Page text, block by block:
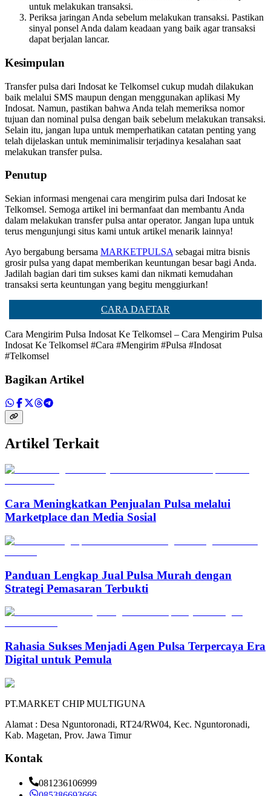
untuk melakukan transaksi.
Periksa jaringan Anda sebelum melakukan transaksi. Pastikan
sinyal ponsel Anda dalam keadaan yang baik agar transaksi
dapat berjalan lancar.
Kesimpulan
Transfer pulsa dari Indosat ke Telkomsel cukup mudah dilakukan
baik melalui SMS maupun dengan menggunakan aplikasi My
Indosat. Namun, pastikan bahwa Anda telah memeriksa nomor
tujuan dan nominal pulsa dengan baik sebelum melakukan transaksi.
Selain itu, jangan lupa untuk memperhatikan catatan penting yang
telah dijelaskan untuk meminimalisir terjadinya kesalahan saat
melakukan transfer pulsa.
Penutup
Sekian informasi mengenai cara mengirim pulsa dari Indosat ke
Telkomsel. Semoga artikel ini bermanfaat dan membantu Anda
dalam melakukan transfer pulsa antar operator. Jangan lupa untuk
terus mengunjungi situs kami untuk artikel menarik lainnya!
Ayo bergabung bersama MARKETPULSA sebagai mitra bisnis
grosir pulsa yang dapat memberikan keuntungan besar bagi Anda.
Jadilah bagian dari tim sukses kami dan nikmati kemudahan
transaksi serta keuntungan yang begitu menggiurkan!
CARA DAFTAR
Cara Mengirim Pulsa Indosat Ke Telkomsel – Cara Mengirim Pulsa
Indosat Ke Telkomsel #Cara #Mengirim #Pulsa #Indosat
#Telkomsel
Bagikan Artikel
Artikel Terkait
Cara Meningkatkan Penjualan Pulsa melalui
Marketplace dan Media Sosial
Panduan Lengkap Jual Pulsa Murah dengan
Strategi Pemasaran Terbukti
Rahasia Sukses Menjadi Agen Pulsa Terpercaya Era
Digital untuk Pemula
PT.MARKET CHIP MULTIGUNA
Alamat : Desa Nguntoronadi, RT24/RW04, Kec. Nguntoronadi,
Kab. Magetan, Prov. Jawa Timur
Kontak
081236106999